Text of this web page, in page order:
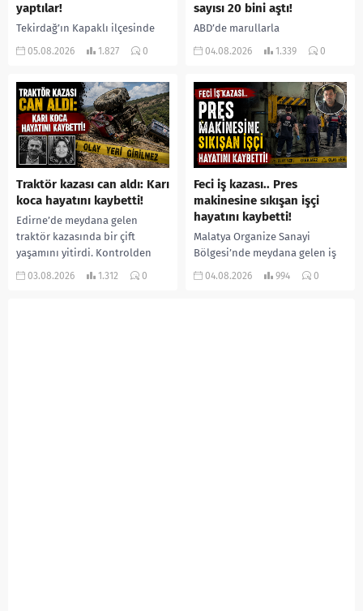
yaptılar!
Tekirdağ’ın Kapaklı ilçesinde
bir kişiyi, arkadaşının eşiyle
kadın kıyafetleri giydirdiği,
özür videosu çektirip...
05.08.2026 1.827 0
sayısı 20 bini aştı!
ABD’de marullarla
ilişkilendirilen siklospora
salgında vaka sayısının 20 bini
aştığı belirtilirken, sağlık...
04.08.2026 1.339 0
Traktör kazası can aldı: Karı
koca hayatını kaybetti!
Edirne’de meydana gelen
traktör kazasında bir çift
yaşamını yitirdi. Kontrolden
çıkarak devrilen traktörün
03.08.2026 1.312 0
Feci iş kazası.. Pres
makinesine sıkışan işçi
hayatını kaybetti!
Malatya Organize Sanayi
Bölgesi’nde meydana gelen iş
kazasında, pres makinesine
04.08.2026 994 0